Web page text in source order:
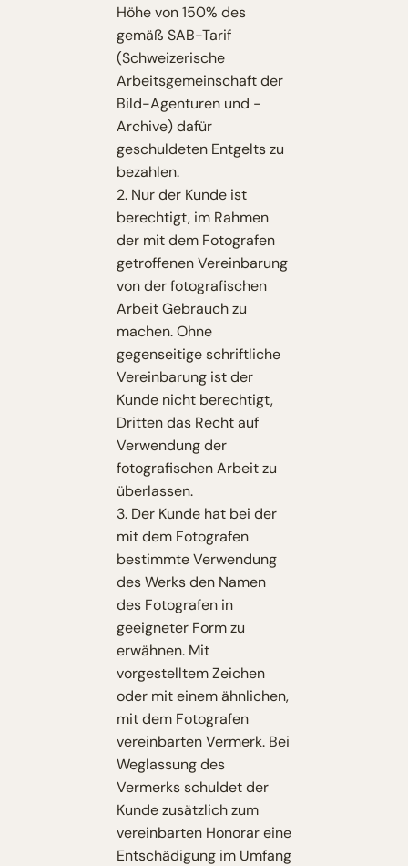
Höhe von 150% des
gemäß SAB-Tarif
(Schweizerische
Arbeitsgemeinschaft der
Bild-Agenturen und -
Archive) dafür
geschuldeten Entgelts zu
bezahlen.
2. Nur der Kunde ist
berechtigt, im Rahmen
der mit dem Fotografen
getroffenen Vereinbarung
von der fotografischen
Arbeit Gebrauch zu
machen. Ohne
gegenseitige schriftliche
Vereinbarung ist der
Kunde nicht berechtigt,
Dritten das Recht auf
Verwendung der
fotografischen Arbeit zu
überlassen.
3. Der Kunde hat bei der
mit dem Fotografen
bestimmte Verwendung
des Werks den Namen
des Fotografen in
geeigneter Form zu
erwähnen. Mit
vorgestelltem Zeichen
oder mit einem ähnlichen,
mit dem Fotografen
vereinbarten Vermerk. Bei
Weglassung des
Vermerks schuldet der
Kunde zusätzlich zum
vereinbarten Honorar eine
Entschädigung im Umfang